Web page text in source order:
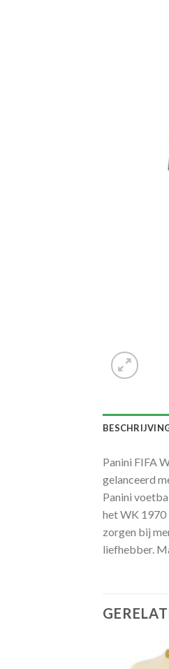
Panini FIFA
gelanceerd
Panini
het WK 1970
zorgen bij
liefhebber.